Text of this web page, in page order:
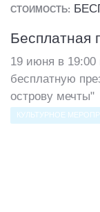
СТОИМОСТЬ:
Бесплатная
19 июня в
бесплатную
острову мечты"
КУЛЬТУРНОЕ